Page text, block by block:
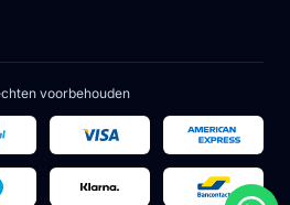
voorbehouden